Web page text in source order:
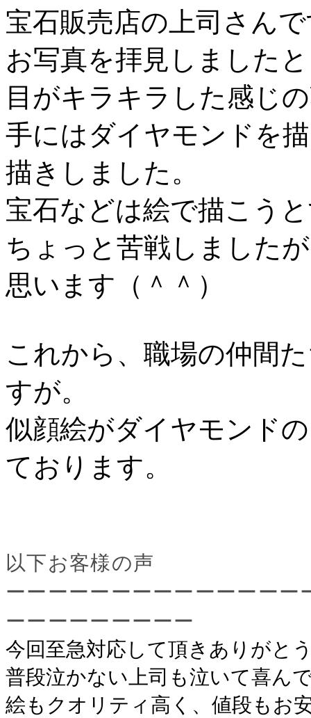
宝石販売店の上司さん
お写真を拝見しました
目がキラキラした感じ
手にはダイヤモンドを
描きしました。
宝石などは絵で描こう
ちょっと苦戦しました
思います（＾＾）
これから、職場の仲間
すが。
似顔絵がダイヤモンド
ております。
以下お客様の声
ーーーーーーーーーーーーー
ーーーーーーーーー
今回至急対応して頂きありがと
普段泣かない上司も泣いて喜ん
絵もクオリティ高く、値段もお